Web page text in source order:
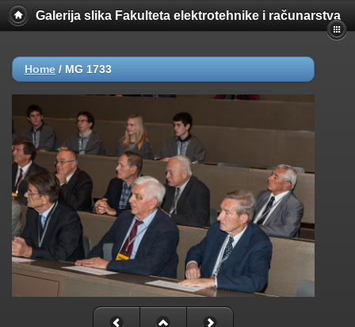
Galerija slika Fakulteta elektrotehnike i računarstva
Home / MG 1733